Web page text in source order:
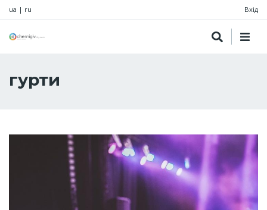
ua | ru Вхід
гурти